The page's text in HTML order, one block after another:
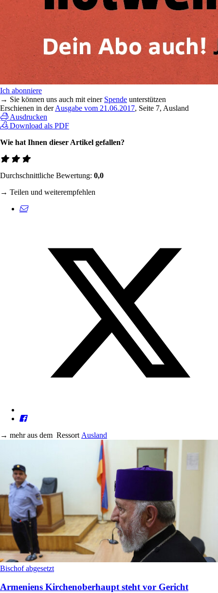
Ich abonniere
→ Sie können uns auch mit einer Spende unterstützen
Erschienen in derAusgabe vom 21.06.2017, Seite 7, Ausland
Ausdrucken
Download als PDF
Wie hat Ihnen dieser Artikel gefallen?
Durchschnittliche Bewertung: 0,0
→ Teilen und weiterempfehlen
→ mehr aus dem Ressort Ausland
Bischof abgesetzt
Armeniens Kirchenoberhaupt steht vor Gericht